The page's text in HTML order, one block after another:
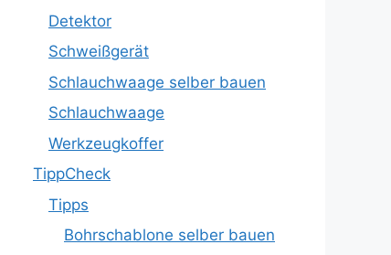
Detektor
Schweißgerät
Schlauchwaage selber bauen
Schlauchwaage
Werkzeugkoffer
TippCheck
Tipps
Bohrschablone selber bauen